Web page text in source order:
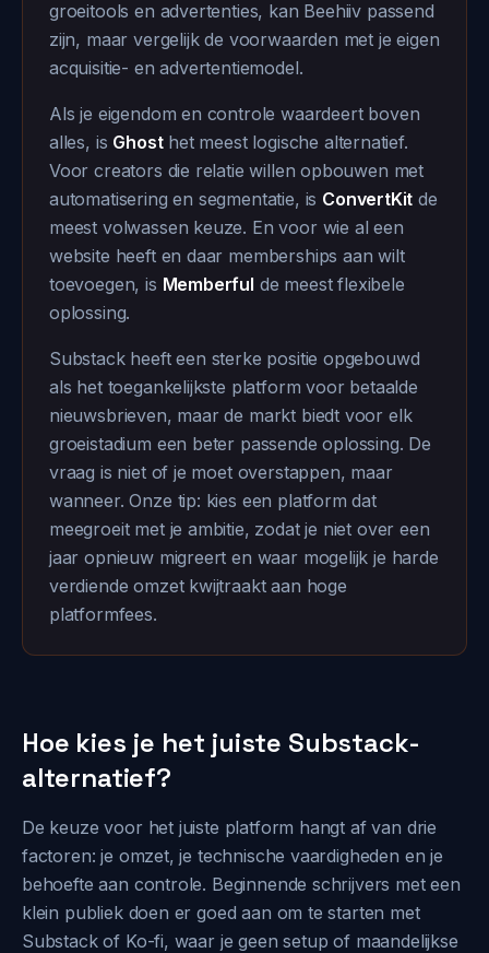
groeitools en advertenties, kan Beehiiv passend
zijn, maar vergelijk de voorwaarden met je eigen
acquisitie- en advertentiemodel.
Als je eigendom en controle waardeert boven
alles, is Ghosthet meest logische alternatief.
Voor creators die relatie willen opbouwen met
automatisering en segmentatie, is ConvertKit de
meest volwassen keuze. En voor wie al een
website heeft en daar memberships aan wilt
toevoegen, is Memberful de meest flexibele
oplossing.
Substack heeft een sterke positie opgebouwd
als het toegankelijkste platform voor betaalde
nieuwsbrieven, maar de markt biedt voor elk
groeistadium een beter passende oplossing. De
vraag is niet of je moet overstappen, maar
wanneer. Onze tip: kies een platform dat
meegroeit met je ambitie, zodat je niet over een
jaar opnieuw migreert en waar mogelijk je harde
verdiende omzet kwijtraakt aan hoge
platformfees.
Hoe kies je het juiste Substack-
alternatief?
De keuze voor het juiste platform hangt af van drie
factoren: je omzet, je technische vaardigheden en je
behoefte aan controle. Beginnende schrijvers met een
klein publiek doen er goed aan om te starten met
Substack of Ko-fi, waar je geen setup of maandelijkse